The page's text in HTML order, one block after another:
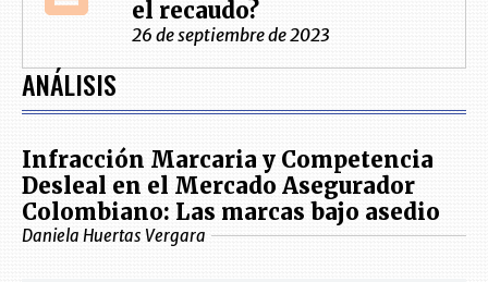
el recaudo?
26 de septiembre de 2023
ANÁLISIS
Infracción Marcaria y Competencia
Desleal en el Mercado Asegurador
Colombiano: Las marcas bajo asedio
Daniela Huertas Vergara